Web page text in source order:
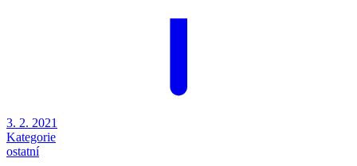
3. 2. 2021
Kategorie
ostatní